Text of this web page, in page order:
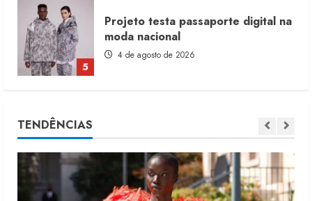
1
Dia dos Pais reforça retomada da
moda no varejo
7 de agosto de 2026
2
TENDÊNCIAS